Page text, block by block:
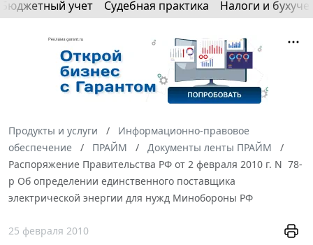
Бюджетный учет Судебная практика Налоги и
Продукты и услуги
Информационно-правовое
обеспечение
ПРАЙМ
Документы ленты ПРАЙМ
Распоряжение Правительства РФ от 2 февраля 2010 г. N 78-
р Об определении единственного поставщика
электрической энергии для нужд Минобороны РФ
25 февраля 2010